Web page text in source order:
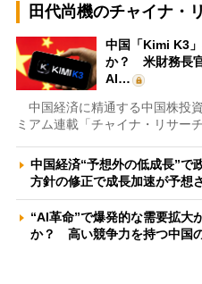
田代尚機のチャイナ・
中国「Kimi K3
か？ 米財務長
AI…
中国経済に精通する中国株投
ミアム連載「チャイナ・リサー
中国経済“予想外の低成長”
方針の修正で成長加速が予想
“AI革命”で爆発的な需要拡大
か？ 高い競争力を持つ中国